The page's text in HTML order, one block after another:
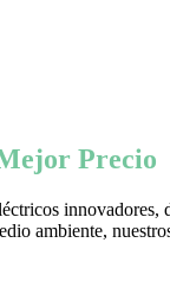
Precio
innovadores,
ambiente,